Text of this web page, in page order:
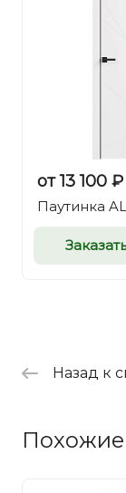
от 13 100 ₽
Паутинка
Заказать
Назад к